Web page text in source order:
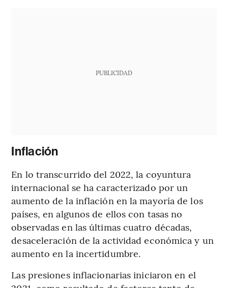
PUBLICIDAD
Inflación
En lo transcurrido del 2022, la coyuntura
internacional se ha caracterizado por un
aumento de la inflación en la mayoría de los
países, en algunos de ellos con tasas no
observadas en las últimas cuatro décadas,
desaceleración de la actividad económica y un
aumento en la incertidumbre.
Las presiones inflacionarias iniciaron en el